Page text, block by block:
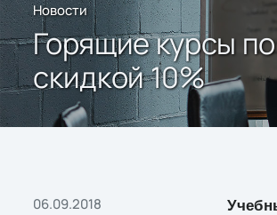
Новости
Горящие курсы
скидкой 10%
06.09.2018